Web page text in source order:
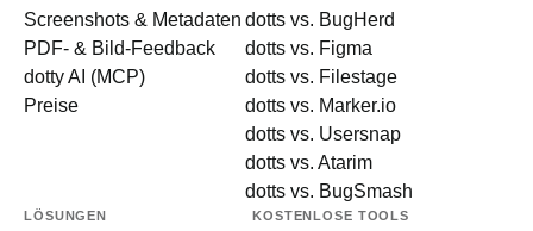
Screenshots & Metadaten
PDF- & Bild-Feedback
dotty AI (MCP)
Preise
dotts vs. BugHerd
dotts vs. Figma
dotts vs. Filestage
dotts vs. Marker.io
dotts vs. Usersnap
dotts vs. Atarim
dotts vs. BugSmash
LÖSUNGEN KOSTENLOSE TOOLS